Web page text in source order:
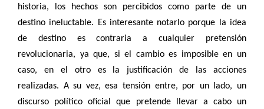
historia, los hechos son percibidos como parte de un
destino ineluctable. Es interesante notarlo porque la idea
de destino es contraria a cualquier pretensión
revolucionaria, ya que, si el cambio es imposible en un
caso, en el otro es la justificación de las acciones
realizadas. A su vez, esa tensión entre, por un lado, un
discurso político oficial que pretende llevar a cabo un